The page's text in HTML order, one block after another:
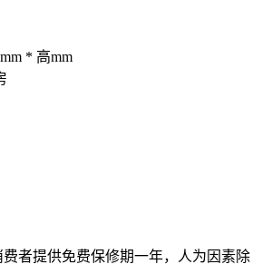
* 高mm
者提供免费保修期一年，人为因素除